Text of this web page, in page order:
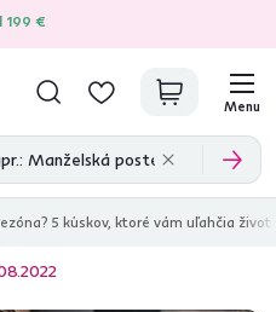
199 €produktových recenzií
Menu
5 kúskov, ktoré vám uľahčia